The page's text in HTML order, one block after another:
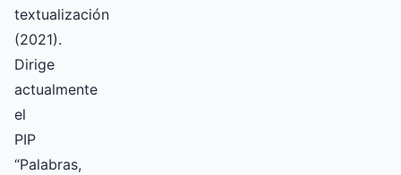
textualización
(2021).
Dirige
actualmente
el
PIP
“Palabras,